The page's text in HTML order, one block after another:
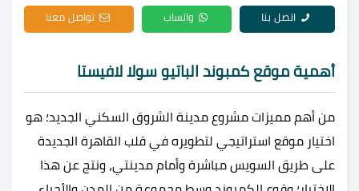
اتصل بنا واتساب تواصل معنا
أهمية موقع كمبوند الباتيو سولا لافيستا
من أهم مميزات مشروع مدينة الشروق السكني الجديد؛ هو
اختيار موقع استراتيجي لتطويره في قلب القاهرة الجديدة
على طريق السويس مباشرة وأمام مدينتي، ونتج عن هذا